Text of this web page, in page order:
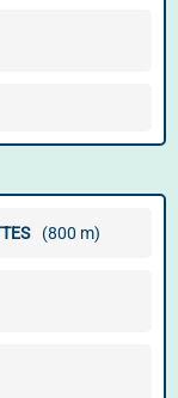
(800 m)